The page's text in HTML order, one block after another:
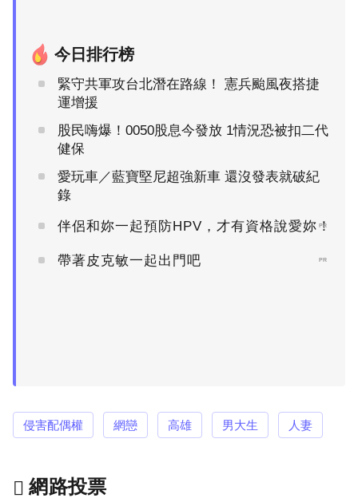
今日排行榜
緊守共軍攻台北潛在路線！ 憲兵颱風夜搭捷
運增援
股民嗨爆！0050股息今發放 1情況恐被扣二代
健保
愛玩車／藍寶堅尼超強新車 還沒發表就破紀
錄
伴侶和妳一起預防HPV，才有資格說愛妳！
PR
帶著皮克敏一起出門吧 PR
侵害配偶權 網戀 高雄 男大生 人妻
網路投票